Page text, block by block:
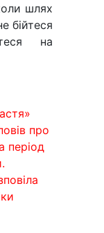
шлях
бійтеся
на
про
період